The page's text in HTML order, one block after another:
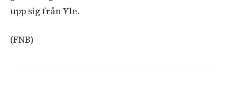
upp sig från Yle.
(FNB)